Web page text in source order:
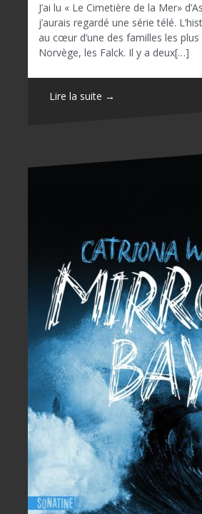
J’ai lu « Le Cimetière de la Mer»
j’aurais regardé une série télé.
au cœur d’une des familles les
Norvège, les Falck. Il y a deux[…]
Lire la suite →